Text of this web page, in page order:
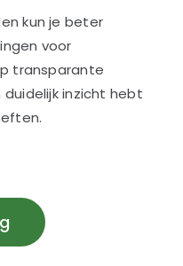
kun je beter
voor
transparante
inzicht hebt